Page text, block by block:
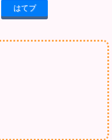
はてブ